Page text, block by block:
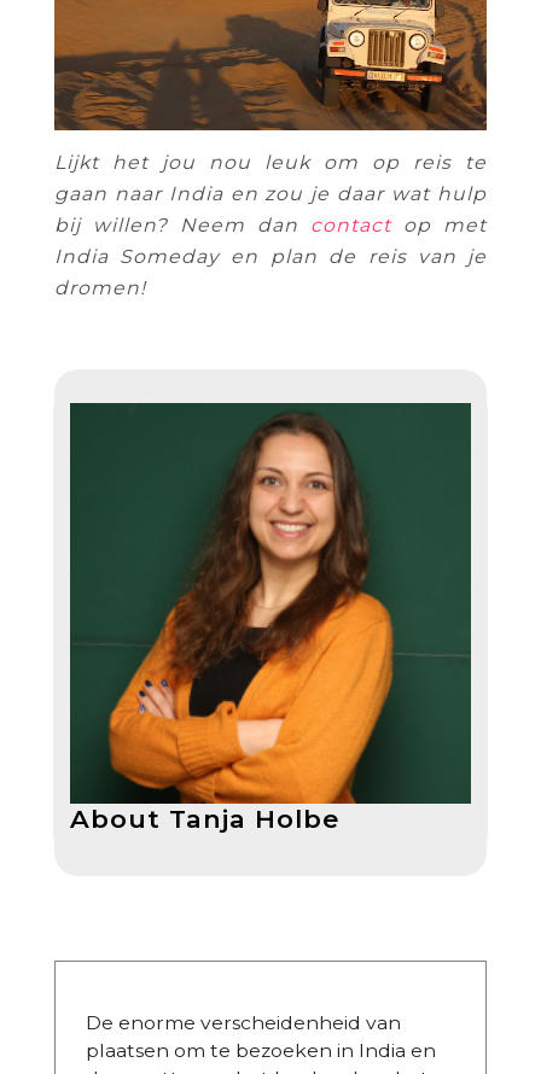
Lijkt het jou nou leuk om op reis te
gaan naar India en zou je daar wat hulp
bij willen? Neem dan contactop met
India Someday en plan de reis van je
dromen!
About Tanja Holbe
De enorme verscheidenheid van
plaatsen om te bezoeken in India en